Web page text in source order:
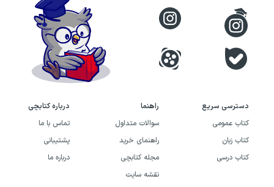
دسترسی سریع
کتاب عمومی
کتاب زبان
کتاب درسی
راهنما
سوالات متداول
راهنمای خرید
مجله کتابچی
نقشه سایت
درباره کتابچی
تماس با ما
پشتیبانی
درباره ما